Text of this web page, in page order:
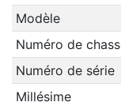
Modèle
Numéro de
Numéro de série
Millésime